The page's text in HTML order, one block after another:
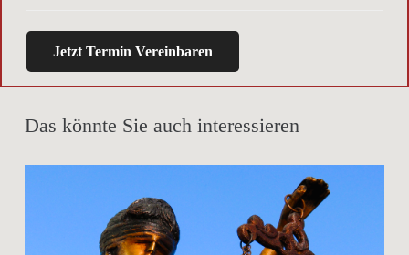
Jetzt Termin Vereinbaren
Das könnte Sie auch interessieren